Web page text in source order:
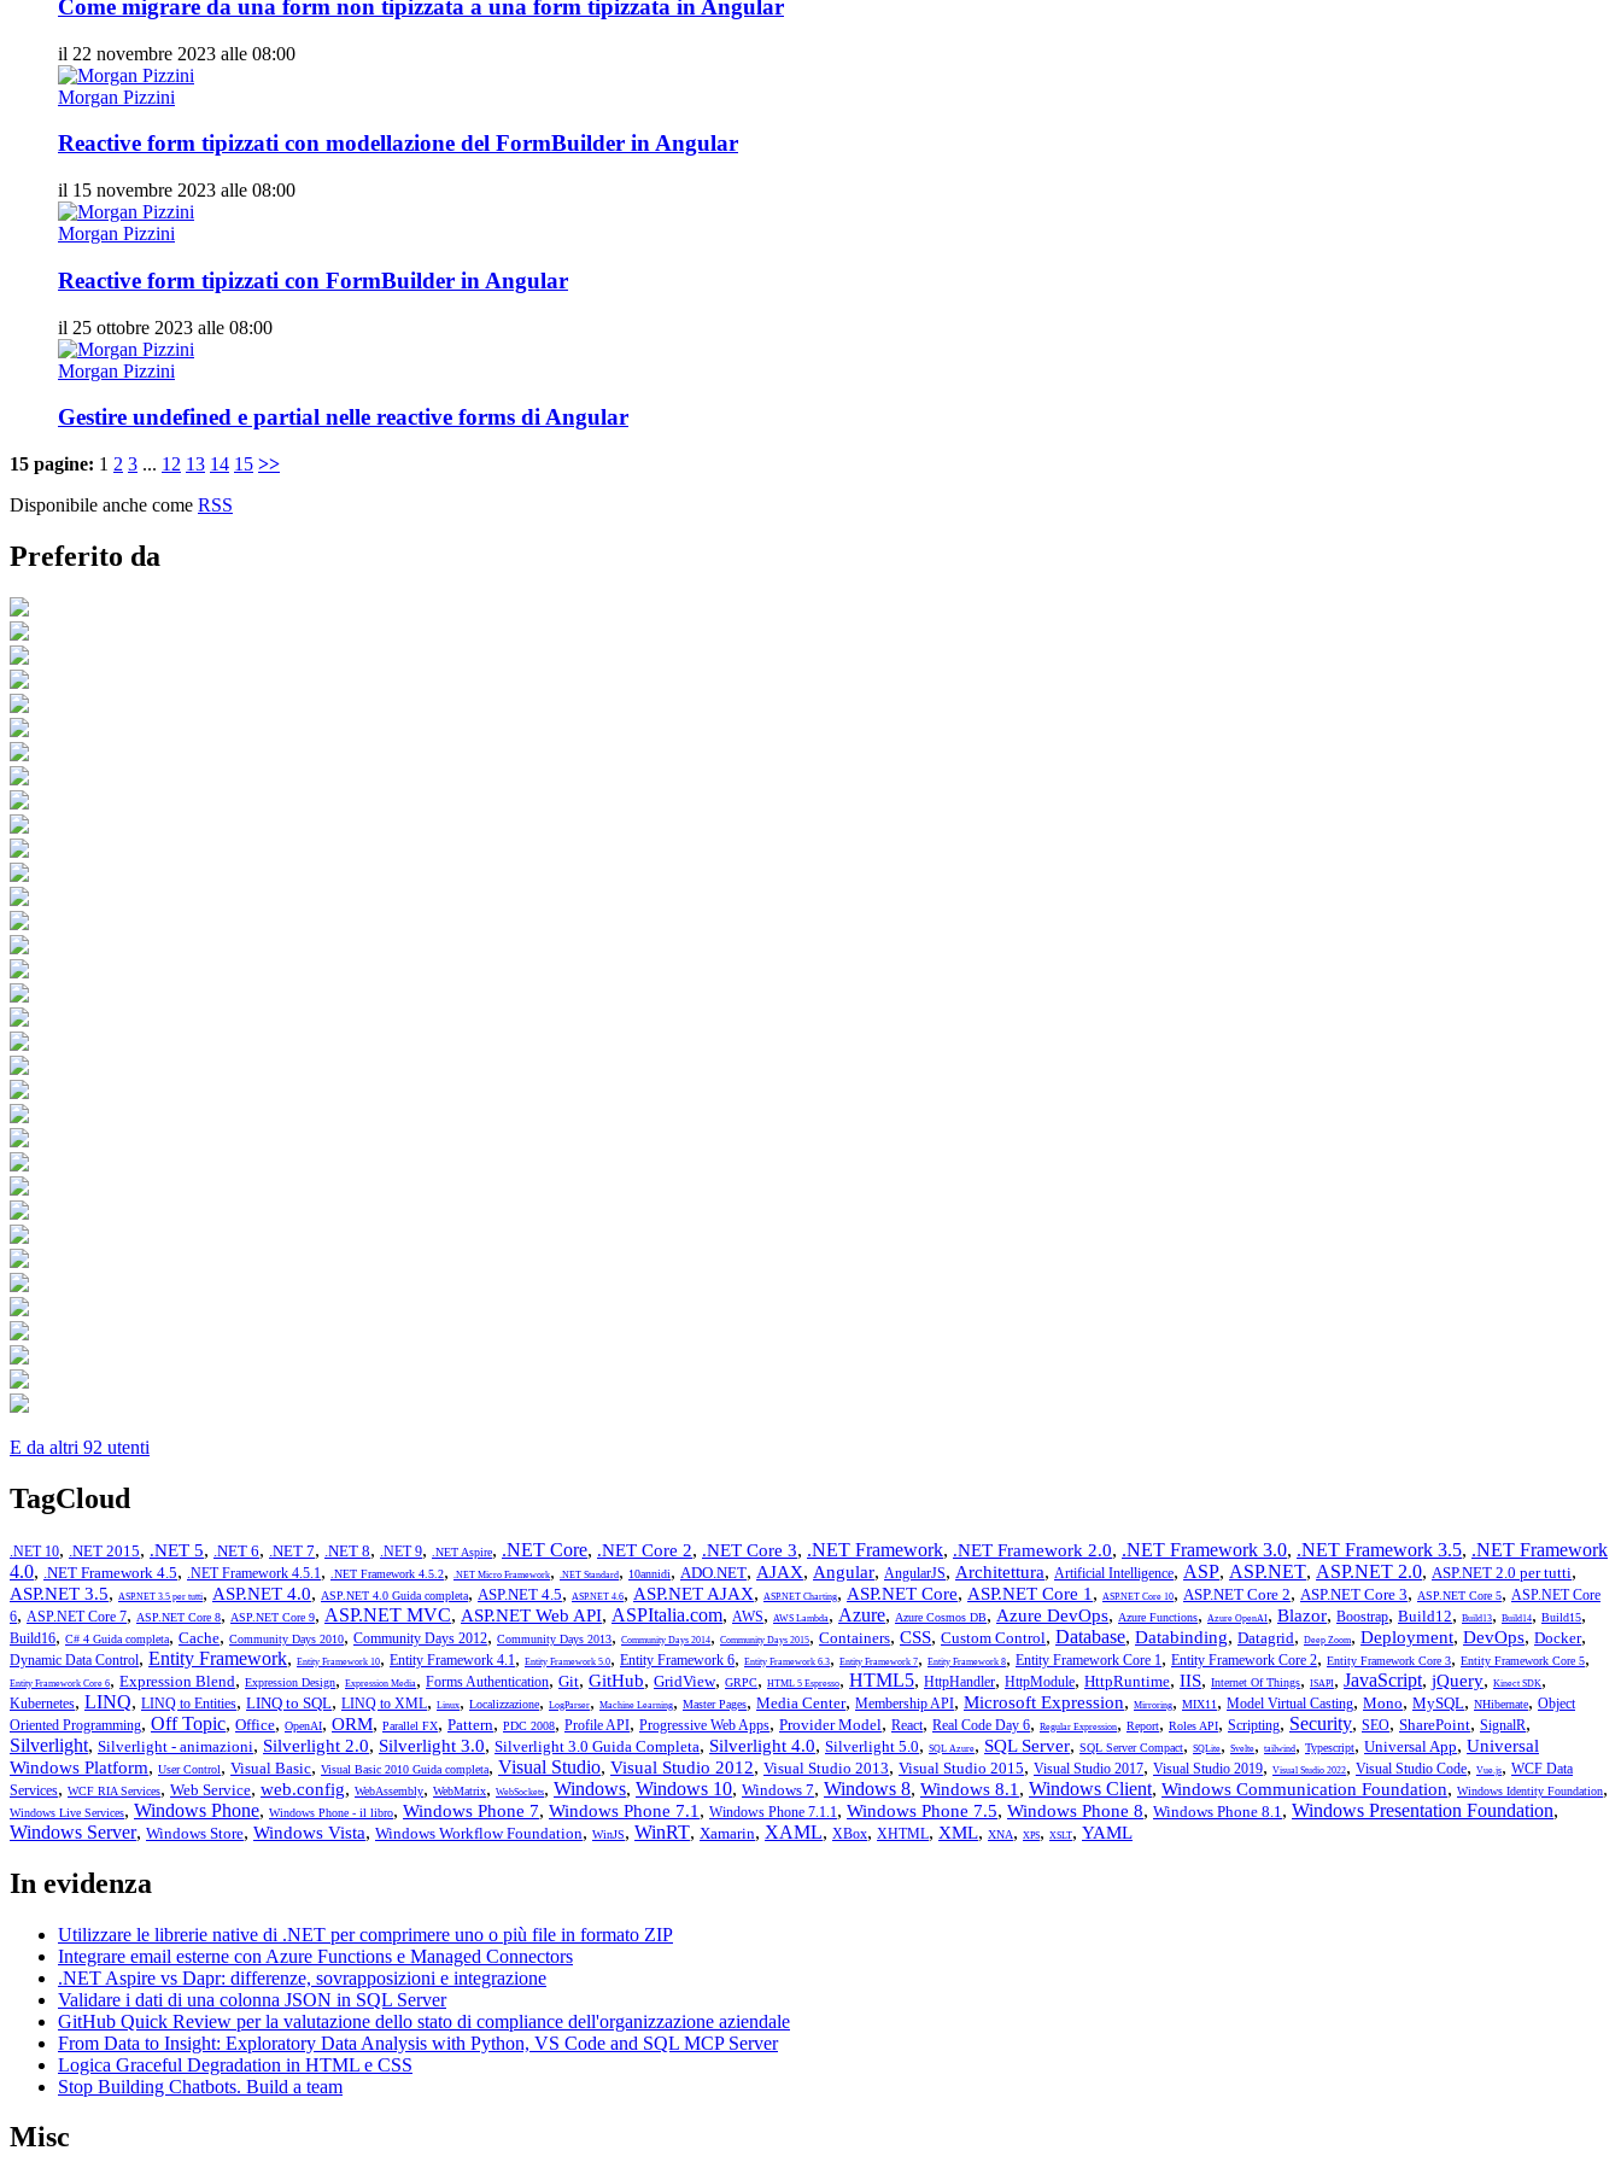
Come migrare da una form non tipizzata a una form tipizzata in Angular
il 22 novembre 2023 alle 08:00
Morgan Pizzini
Reactive form tipizzati con modellazione del FormBuilder in Angular
il 15 novembre 2023 alle 08:00
Morgan Pizzini
Reactive form tipizzati con FormBuilder in Angular
il 25 ottobre 2023 alle 08:00
Morgan Pizzini
Gestire undefined e partial nelle reactive forms di Angular
15 pagine: 1 2 3 ... 12 13 14 15 >>
Disponibile anche come RSS
Preferito da
E da altri 92 utenti
TagCloud
.NET 10, .NET 2015, .NET 5, .NET 6, .NET 7, .NET 8, .NET 9, .NET Aspire, .NET Core, .NET Core 2, .NET Core 3, .NET Framework, .NET Framework 2.0, .NET Framework 3.0, .NET Framework 3.5, .NET Framework
4.0, .NET Framework 4.5, .NET Framework 4.5.1 , .NET Framework 4.5.2, .NET Micro Framework, .NET Standard , 10annidi, ADO.NET, AJAX, Angular, AngularJS, Architettura, Artificial Intelligence, ASP, ASP.NET, ASP.NET 2.0, ASP.NET 2.0 per tutti,
ASP.NET 3.5, ASP.NET 3.5 per tutti, ASP.NET 4.0, ASP.NET 4.0 Guida completa, ASP.NET 4.5, ASP.NET 4.6, ASP.NET AJAX, ASP.NET Charting, ASP.NET Core, ASP.NET Core 1 , ASP.NET Core 10, ASP.NET Core 2, ASP.NET Core 3, ASP.NET Core 5, ASP.NET Core
6, ASP.NET Core 7, ASP.NET Core 8, ASP.NET Core 9, ASP.NET MVC, ASP.NET Web API, ASPItalia.com, AWS, AWS Lambda , Azure, Azure Cosmos DB, Azure DevOps, Azure Functions, Azure OpenAI, Blazor, Boostrap, Build12, Build13, Build14, Build15,
Build16, C# 4 Guida completa, Cache, Community Days 2010, Community Days 2012, Community Days 2013, Community Days 2014, Community Days 2015, Containers, CSS, Custom Control, Database, Databinding, Datagrid, Deep Zoom, Deployment, DevOps, Docker,
Dynamic Data Control, Entity Framework, Entity Framework 10, Entity Framework 4.1 , Entity Framework 5.0, Entity Framework 6, Entity Framework 6.3, Entity Framework 7, Entity Framework 8, Entity Framework Core 1 , Entity Framework Core 2, Entity Framework Core 3, Entity Framework Core 5,
Entity Framework Core 6, Expression Blend, Expression Design, Expression Media , Forms Authentication, Git, GitHub, GridView, GRPC, HTML 5 Espresso, HTML5, HttpHandler, HttpModule, HttpRuntime, IIS, Internet Of Things, ISAPI, JavaScript, jQuery, Kinect SDK,
Kubernetes, LINQ, LINQ to Entities, LINQ to SQL, LINQ to XML, Linux, Localizzazione, LogParser, Machine Learning, Master Pages, Media Center, Membership API, Microsoft Expression, Mirroring, MIX11 , Model Virtual Casting, Mono, MySQL, NHibernate, Object
Oriented Programming, Off Topic, Office, OpenAI, ORM, Parallel FX, Pattern, PDC 2008, Profile API, Progressive Web Apps, Provider Model, React, Real Code Day 6, Regular Expression, Report, Roles API, Scripting, Security, SEO, SharePoint, SignalR,
Silverlight, Silverlight - animazioni, Silverlight 2.0, Silverlight 3.0, Silverlight 3.0 Guida Completa, Silverlight 4.0, Silverlight 5.0, SQL Azure, SQL Server, SQL Server Compact, SQLite, Svelte, tailwind , Typescript, Universal App, Universal
Windows Platform, User Control, Visual Basic, Visual Basic 2010 Guida completa, Visual Studio, Visual Studio 2012, Visual Studio 2013, Visual Studio 2015, Visual Studio 2017, Visual Studio 2019, Visual Studio 2022, Visual Studio Code, Vue.js, WCF Data
Services, WCF RIA Services, Web Service, web.config, WebAssembly, WebMatrix, WebSockets, Windows, Windows 10, Windows 7, Windows 8, Windows 8.1 , Windows Client, Windows Communication Foundation, Windows Identity Foundation,
Windows Live Services, Windows Phone, Windows Phone - il libro, Windows Phone 7, Windows Phone 7.1 , Windows Phone 7.1.1 , Windows Phone 7.5, Windows Phone 8, Windows Phone 8.1 , Windows Presentation Foundation,
Windows Server, Windows Store, Windows Vista, Windows Workflow Foundation, WinJS, WinRT, Xamarin, XAML, XBox, XHTML, XML, XNA, XPS, XSLT, YAML
In evidenza
Utilizzare le librerie native di .NET per comprimere uno o più file in formato ZIP
Integrare email esterne con Azure Functions e Managed Connectors
.NET Aspire vs Dapr: differenze, sovrapposizioni e integrazione
Validare i dati di una colonna JSON in SQL Server
GitHub Quick Review per la valutazione dello stato di compliance dell'organizzazione aziendale
From Data to Insight: Exploratory Data Analysis with Python, VS Code and SQL MCP Server
Logica Graceful Degradation in HTML e CSS
Stop Building Chatbots. Build a team
Misc